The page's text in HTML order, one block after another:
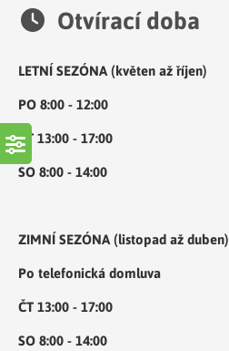
Otvírací doba
LETNÍ SEZÓNA (květen až říjen)
PO 8:00 - 12:00
ČT 13:00 - 17:00
SO 8:00 - 14:00
ZIMNÍ SEZÓNA (listopad až duben)
Po telefonická domluva
ČT 13:00 - 17:00
SO 8:00 - 14:00